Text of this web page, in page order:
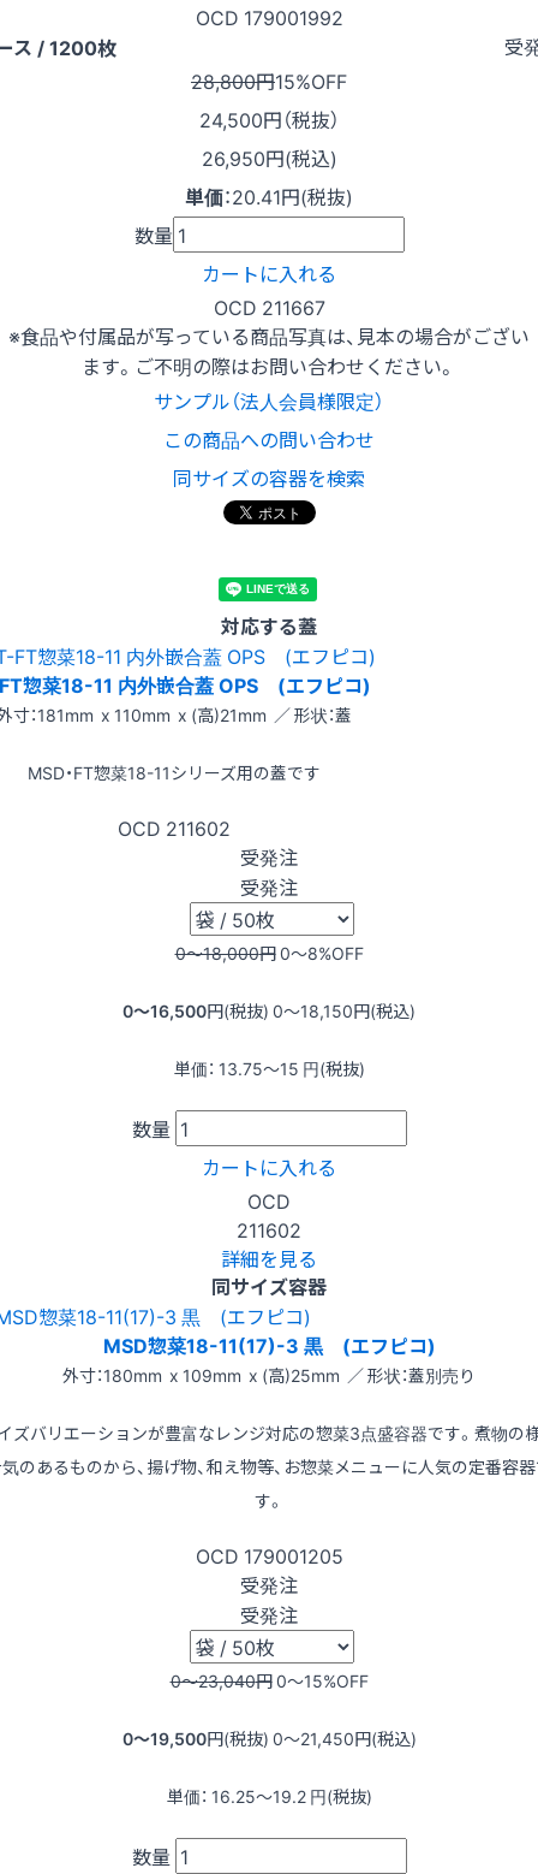
OCD 179001992
ス / 1200枚
受
28,800円15%OFF
24,500円（税抜）
26,950円(税込)
単価：20.41円(税抜)
数量
カートに入れる
OCD 211667
※食品や付属品が写っている商品写真は、見本の場合がござい
ます。ご不明の際はお問い合わせください。
サンプル（法人会員様限定）
この商品への問い合わせ
同サイズの容器を検索
対応する蓋
惣菜18-11 内外嵌合蓋 OPS (エフピコ)
寸：181mm x 110mm x (高)21mm ／ 形状：蓋
MSD・FT惣菜18-11シリーズ用の蓋です
OCD 211602
受発注
受発注
0〜18,000円0〜8%OFF
0〜16,500円(税抜) 0〜18,150円(税込)
単価： 13.75〜15 円(税抜)
数量
カートに入れる
OCD
211602
詳細を見る
同サイズ容器
MSD惣菜18-11(17)-3 黒 (エフピコ)
外寸：180mm x 109mm x (高)25mm ／ 形状：蓋別売り
ズバリエーションが豊富なレンジ対応の惣菜3点盛容器です。煮物の
のあるものから、揚げ物、和え物等、お惣菜メニューに人気の定番容
す。
OCD 179001205
受発注
受発注
0〜23,040円0〜15%OFF
0〜19,500円(税抜) 0〜21,450円(税込)
単価： 16.25〜19.2 円(税抜)
数量